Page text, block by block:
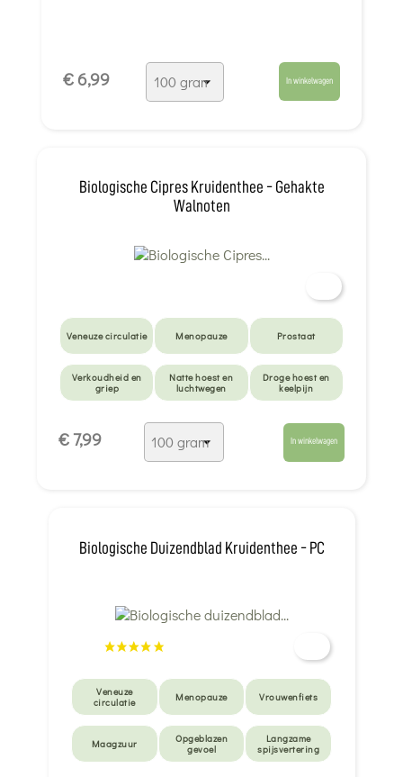
€ 6,99 In winkelwagen
Biologische Cipres Kruidenthee - Gehakte
Walnoten
Veneuze circulatie Menopauze Prostaat
Verkoudheid en
griep
Natte hoest en
luchtwegen
Droge hoest en
keelpijn
€ 7,99 In winkelwagen
Biologische Duizendblad Kruidenthee - PC
Veneuze
circulatie
Menopauze Vrouwenfiets
Maagzuur
Opgeblazen
gevoel
Langzame
spijsvertering